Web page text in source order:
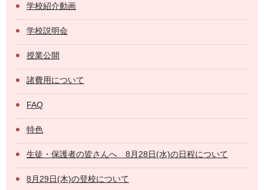
学校紹介動画
学校説明会
授業公開
諸費用について
FAQ
特色
生徒・保護者の皆さんへ 8月28日(水)の日程について
8月29日(木)の登校について